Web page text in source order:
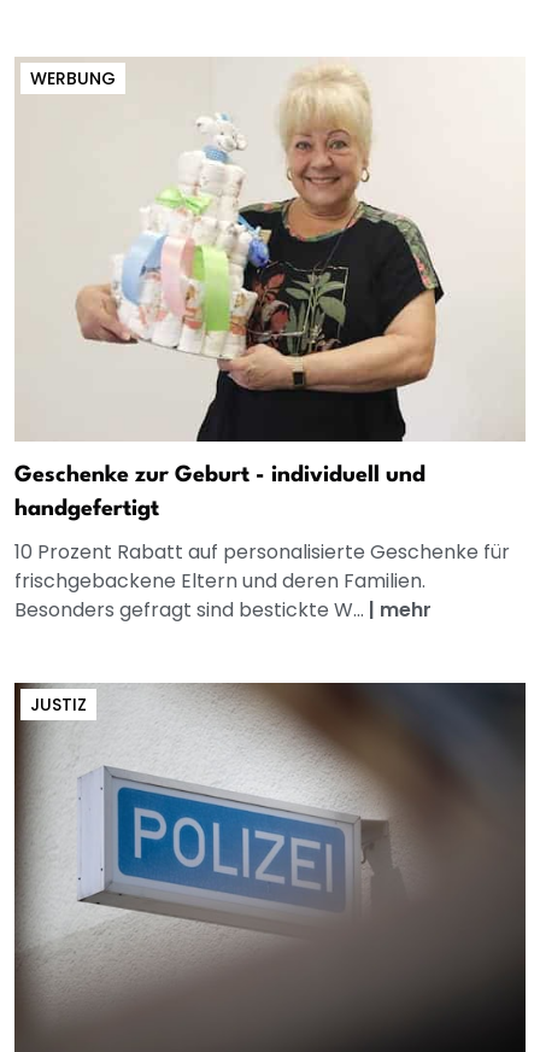
WERBUNG
Geschenke zur Geburt - individuell und
handgefertigt
10 Prozent Rabatt auf personalisierte Geschenke für
frischgebackene Eltern und deren Familien.
Besonders gefragt sind bestickte W... | mehr
JUSTIZ